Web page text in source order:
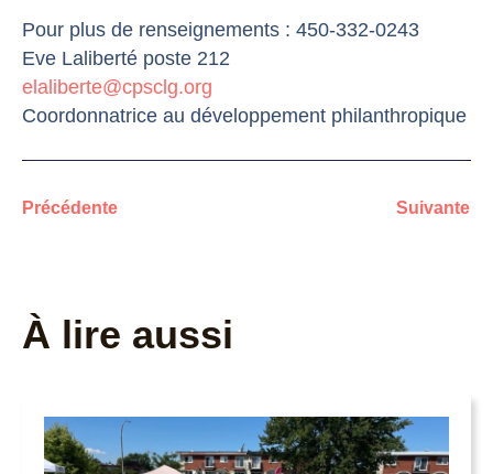
Pour plus de renseignements : 450-332-0243
Eve Laliberté poste 212
elaliberte@cpsclg.org
Coordonnatrice au développement philanthropique
Précédente Suivante
À lire aussi